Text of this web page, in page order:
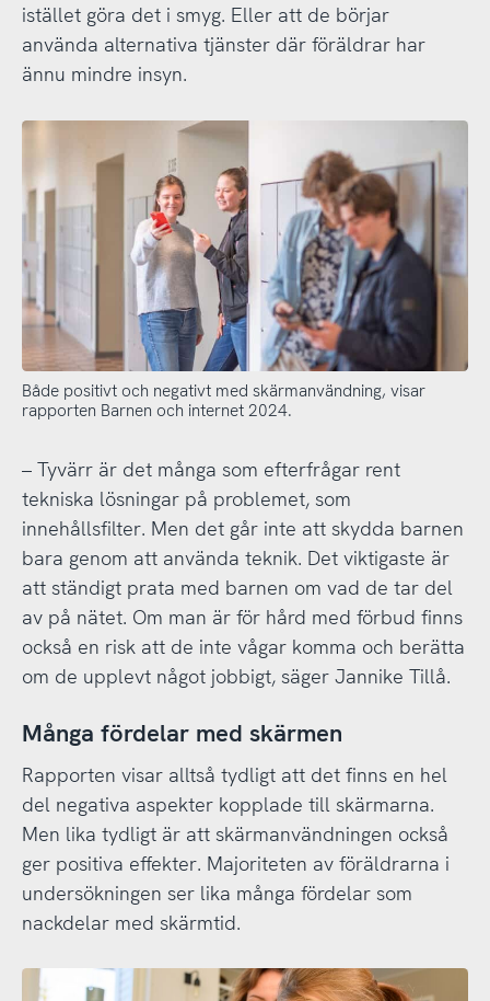
istället göra det i smyg. Eller att de börjar
använda alternativa tjänster där föräldrar har
ännu mindre insyn.
Både positivt och negativt med skärmanvändning, visar
rapporten Barnen och internet 2024.
– Tyvärr är det många som efterfrågar rent
tekniska lösningar på problemet, som
innehållsfilter. Men det går inte att skydda barnen
bara genom att använda teknik. Det viktigaste är
att ständigt prata med barnen om vad de tar del
av på nätet. Om man är för hård med förbud finns
också en risk att de inte vågar komma och berätta
om de upplevt något jobbigt, säger Jannike Tillå.
Många fördelar med skärmen
Rapporten visar alltså tydligt att det finns en hel
del negativa aspekter kopplade till skärmarna.
Men lika tydligt är att skärmanvändningen också
ger positiva effekter. Majoriteten av föräldrarna i
undersökningen ser lika många fördelar som
nackdelar med skärmtid.